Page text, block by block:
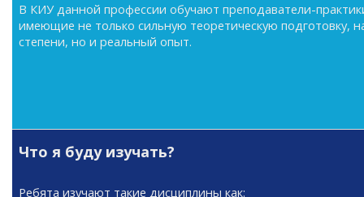
В КИУ данной профессии обучают преподаватели-
имеющие не только сильную теоретическую подготовку,
степени, но и реальный опыт.
Что я буду изучать?
Ребята изучают такие дисциплины как: